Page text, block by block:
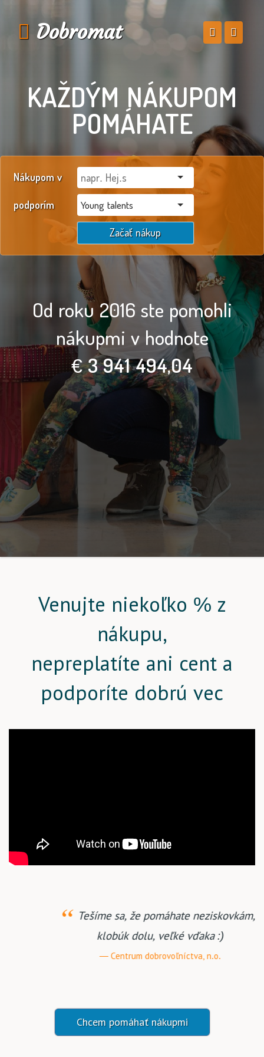
Dobromat
KAŽDÝM NÁKUPOM
POMÁHATE
Nákupom v
podporím Young talents
Začať nákup
Od roku 2016 ste pomohli
nákupmi v hodnote
€3 941 494,04
Venujte niekoľko % z
nákupu,
nepreplatíte ani cent a
podporíte dobrú vec
Ďakujeme za Vašu podporu, ochotu a
záujem.
Občianske združenie VÁNOK
Chcem pomáhať nákupmi